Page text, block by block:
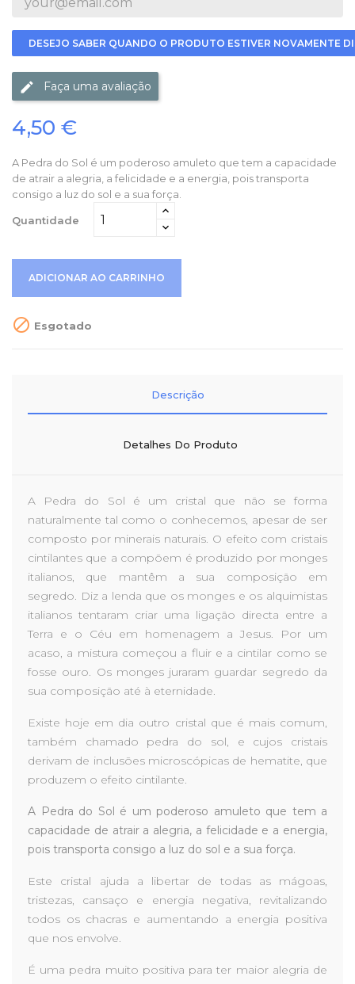
DESEJO SABER QUANDO O PRODUTO ESTIVER NOVAMENTE
Faça uma avaliação
4,50 €
A Pedra do Sol é um poderoso amuleto que tem a capacidade
de atrair a alegria, a felicidade e a energia, pois transporta
consigo a luz do sol e a sua força.
Quantidade
ADICIONAR AO CARRINHO
 Esgotado
Descrição
Detalhes Do Produto
A Pedra do Sol é um cristal que não se forma
naturalmente tal como o conhecemos, apesar de ser
composto por minerais naturais. O efeito com cristais
cintilantes que a compõem é produzido por monges
italianos, que mantêm a sua composição em
segredo. Diz a lenda que os monges e os alquimistas
italianos tentaram criar uma ligação directa entre a
Terra e o Céu em homenagem a Jesus.
Por um
acaso, a mistura começou a fluir e a cintilar como se
fosse ouro. Os monges juraram guardar segredo da
sua composição até à eternidade.
Existe hoje em dia outro cristal que é mais comum,
também chamado pedra do sol, e cujos cristais
derivam de inclusões microscópicas de hematite, que
produzem o efeito cintilante.
A Pedra do Sol é um poderoso amuleto que tem a
capacidade de atrair a alegria, a felicidade e a energia,
pois transporta consigo a luz do sol e a sua força.
Este cristal ajuda a libertar de todas as mágoas,
tristezas, cansaço e energia negativa, revitalizando
todos os chacras e aumentando a energia positiva
que nos envolve.
É uma pedra muito positiva para ter maior alegria de